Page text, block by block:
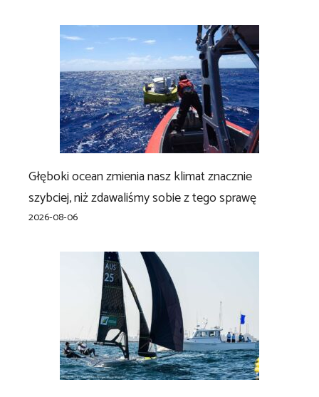
Głęboki ocean zmienia nasz klimat znacznie
szybciej, niż zdawaliśmy sobie z tego sprawę
2026-08-06